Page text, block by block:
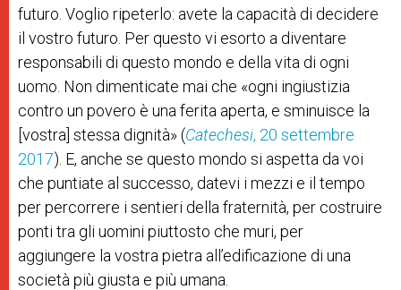
futuro. Voglio ripeterlo: avete la capacità di decidere
il vostro futuro. Per questo vi esorto a diventare
responsabili di questo mondo e della vita di ogni
uomo. Non dimenticate mai che «ogni ingiustizia
contro un povero è una ferita aperta, e sminuisce la
[vostra] stessa dignità» (Catechesi, 20 settembre
2017). E, anche se questo mondo si aspetta da voi
che puntiate al successo, datevi i mezzi e il tempo
per percorrere i sentieri della fraternità, per costruire
ponti tra gli uomini piuttosto che muri, per
aggiungere la vostra pietra all’edificazione di una
società più giusta e più umana.